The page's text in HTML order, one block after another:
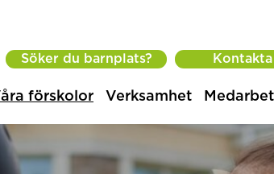
Söker du barnplats?
förskolor Verksamhet